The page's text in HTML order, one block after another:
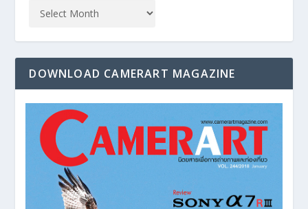
DOWNLOAD CAMERART MAGAZINE